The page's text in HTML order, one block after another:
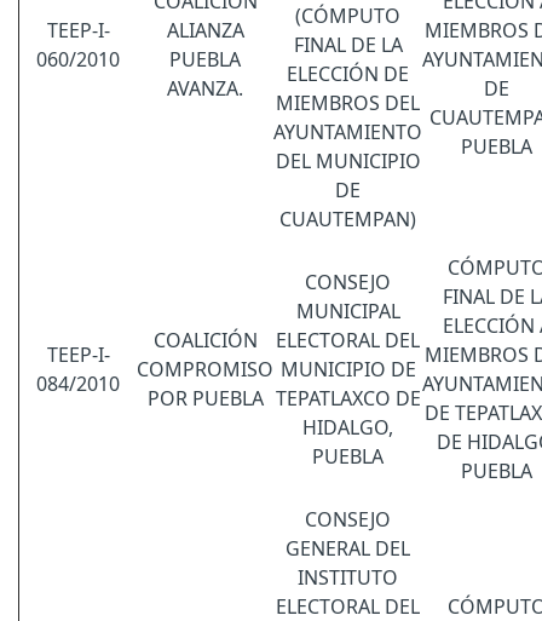
TEEP-I-
060/2010
ALIANZA
PUEBLA
AVANZA.
(CÓMPUTO
FINAL DE LA
ELECCIÓN DE
MIEMBROS DEL
AYUNTAMIENTO
DEL MUNICIPIO
DE
CUAUTEMPAN)
MIEMBROS
DE
PUEBLA
TEEP-I-
084/2010
COALICIÓN
COMPROMISO
POR PUEBLA
CONSEJO
MUNICIPAL
ELECTORAL DEL
MUNICIPIO DE
TEPATLAXCO DE
HIDALGO,
PUEBLA
FINAL DE
ELECCIÓN
MIEMBROS
DE
DE
PUEBLA
CONSEJO
GENERAL DEL
INSTITUTO
ELECTORAL DEL